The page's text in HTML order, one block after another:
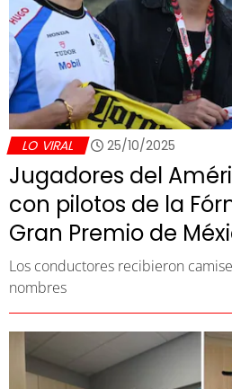
LO VIRAL 25/10/2025
Jugadores del
con pilotos de la
Gran Premio de
Los conductores recibieron
nombres